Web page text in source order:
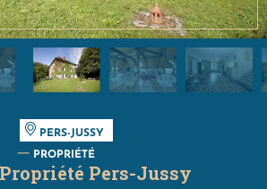
PERS-JUSSY
PROPRIÉTÉ
Pers-Jussy